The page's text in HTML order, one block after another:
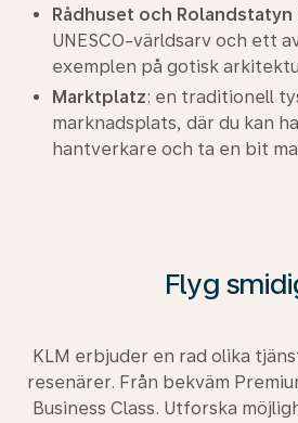
Rådhuset och Rolandstatyn
UNESCO-världsarv och ett
exemplen på gotisk
Marktplatz: en traditionell
marknadsplats, där du kan
hantverkare och ta en bit
Flyg
KLM erbjuder en rad olika
resenärer. Från bekväm
Business Class. Utforska